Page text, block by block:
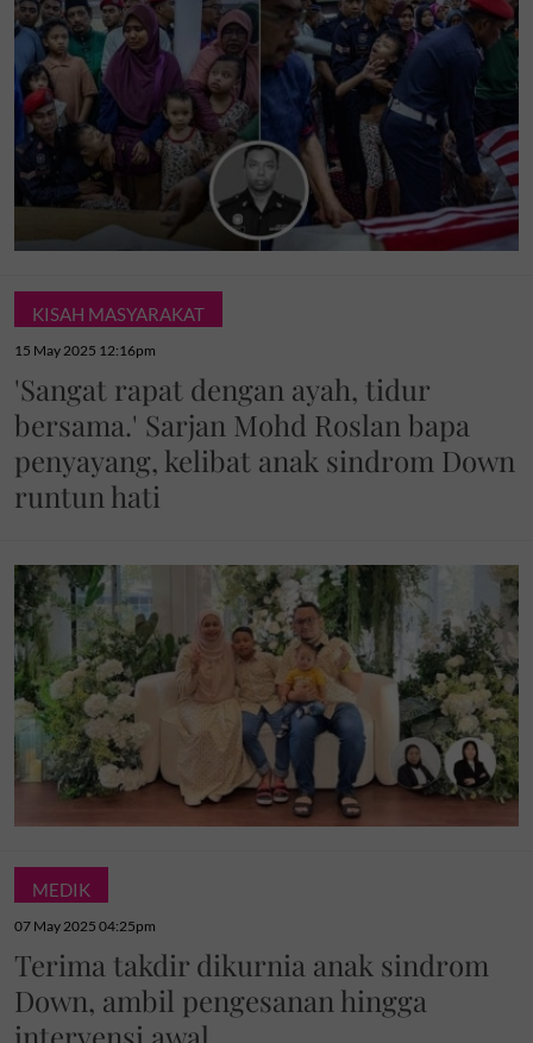
KISAH MASYARAKAT
15 May 2025 12:16pm
'Sangat rapat dengan ayah, tidur
bersama.' Sarjan Mohd Roslan bapa
penyayang, kelibat anak sindrom Down
runtun hati
MEDIK
07 May 2025 04:25pm
Terima takdir dikurnia anak sindrom
Down, ambil pengesanan hingga